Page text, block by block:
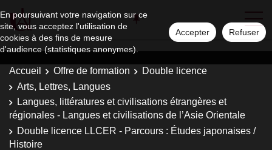
En poursuivant votre navigation sur ce
site, vous acceptez l'utilisation de
cookies à des fins de mesure
d'audience (statistiques anonymes).
Accepter Refuser
Accueil Offre de formation
Double licence
Arts, Lettres, Langues
Langues, littératures et civilisations étrangères et
régionales - Langues et civilisations de l’Asie Orientale
Double licence LLCER - Parcours : Études japonaises /
Histoire